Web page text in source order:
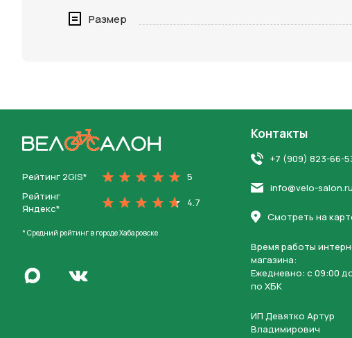
Размер
Рейтинг 2GIS*
5
Рейтинг
Яндекс*
4.7
* Средний рейтинг в городе Хабаровске
Написать в MaxПерейти во Вконтакте
Контакты
+7 (909) 823-66-
info@velo-salon.ru
Смотреть на
Время работы
магазина:
Ежедневно: c 09:00
по ХБК
ИП Девятко Артур
Владимирович
Нажимая на